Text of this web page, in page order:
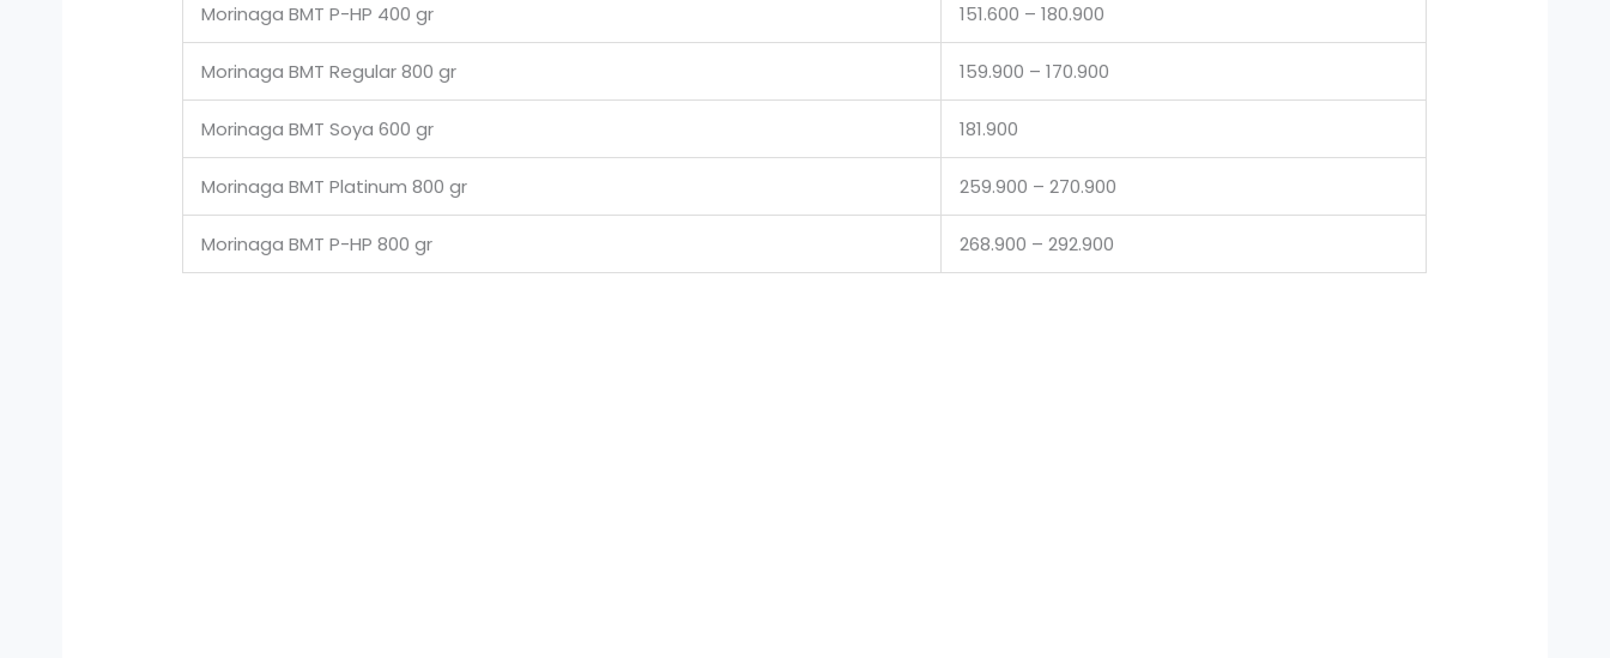
Morinaga BMT P-HP 400 gr 151.600 – 180.900
Morinaga BMT Regular 800 gr 159.900 – 170.900
Morinaga BMT Soya 600 gr 181.900
Morinaga BMT Platinum 800 gr 259.900 – 270.900
Morinaga BMT P-HP 800 gr 268.900 – 292.900